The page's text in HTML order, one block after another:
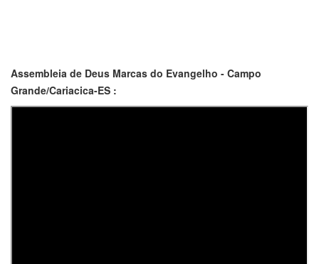
Assembleia de Deus Marcas do Evangelho - Campo
Grande/Cariacica-ES :